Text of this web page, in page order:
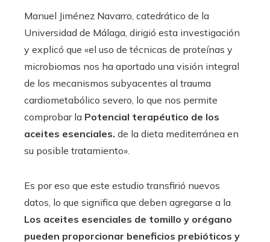
Manuel Jiménez Navarro, catedrático de la
Universidad de Málaga, dirigió esta investigación
y explicó que «el uso de técnicas de proteínas y
microbiomas nos ha aportado una visión integral
de los mecanismos subyacentes al trauma
cardiometabólico severo, lo que nos permite
comprobar la Potencial terapéutico de los
aceites esenciales. de la dieta mediterránea en
su posible tratamiento».
Es por eso que este estudio transfirió nuevos
datos, lo que significa que deben agregarse a la
Los aceites esenciales de tomillo y orégano
pueden proporcionar beneficios prebióticos y